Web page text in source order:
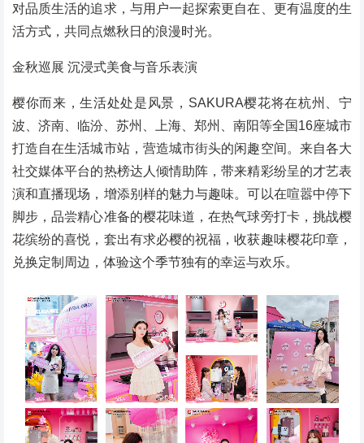
对品质生活的追求，与用户一起探索更自在、更有温度的生
活方式，共同点燃秋日的浪漫时光。
金秋巡展 沉浸式美食与音乐表演
樱你而来，生活处处是风景，SAKURA樱花将在杭州、宁
波、济南、临汾、苏州、上海、郑州、南阳等全国16座城市
打造自在生活城市站，营造城市街头的闲趣空间。来自各大
社交媒体平台的热榜达人倾情助阵，带来精彩纷呈的才艺表
演和直播现场，增添别样的魅力与趣味。可以在喧嚣中停下
脚步，品尝精心准备的樱花味道，在热气球旁打卡，挑战樱
花缤纷的喜悦，套出有求必樱的祝福，收获趣味樱花印章，
兑换定制周边，体验这个季节独有的幸运与欢乐。